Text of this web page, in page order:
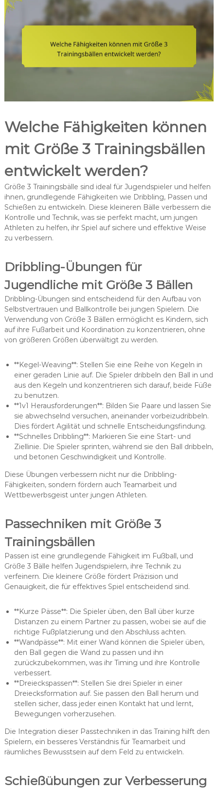
Welche Fähigkeiten können
mit Größe 3 Trainingsbällen
entwickelt werden?
Größe 3 Trainingsbälle sind ideal für Jugendspieler und helfen
ihnen, grundlegende Fähigkeiten wie Dribbling, Passen und
Schießen zu entwickeln. Diese kleineren Bälle verbessern die
Kontrolle und Technik, was sie perfekt macht, um jungen
Athleten zu helfen, ihr Spiel auf sichere und effektive Weise
zu verbessern.
Dribbling-Übungen für
Jugendliche mit Größe 3 Bällen
Dribbling-Übungen sind entscheidend für den Aufbau von
Selbstvertrauen und Ballkontrolle bei jungen Spielern. Die
Verwendung von Größe 3 Bällen ermöglicht es Kindern, sich
auf ihre Fußarbeit und Koordination zu konzentrieren, ohne
von größeren Größen überwältigt zu werden.
**Kegel-Weaving**: Stellen Sie eine Reihe von Kegeln in
einer geraden Linie auf. Die Spieler dribbeln den Ball in und
aus den Kegeln und konzentrieren sich darauf, beide Füße
zu benutzen.
**1v1 Herausforderungen**: Bilden Sie Paare und lassen Sie
sie abwechselnd versuchen, aneinander vorbeizudribbeln.
Dies fördert Agilität und schnelle Entscheidungsfindung.
**Schnelles Dribbling**: Markieren Sie eine Start- und
Ziellinie. Die Spieler sprinten, während sie den Ball dribbeln,
und betonen Geschwindigkeit und Kontrolle.
Diese Übungen verbessern nicht nur die Dribbling-
Fähigkeiten, sondern fördern auch Teamarbeit und
Wettbewerbsgeist unter jungen Athleten.
Passechniken mit Größe 3
Trainingsbällen
Passen ist eine grundlegende Fähigkeit im Fußball, und
Größe 3 Bälle helfen Jugendspielern, ihre Technik zu
verfeinern. Die kleinere Größe fördert Präzision und
Genauigkeit, die für effektives Spiel entscheidend sind.
**Kurze Pässe**: Die Spieler üben, den Ball über kurze
Distanzen zu einem Partner zu passen, wobei sie auf die
richtige Fußplatzierung und den Abschluss achten.
**Wandpässe**: Mit einer Wand können die Spieler üben,
den Ball gegen die Wand zu passen und ihn
zurückzubekommen, was ihr Timing und ihre Kontrolle
verbessert.
**Dreieckspassen**: Stellen Sie drei Spieler in einer
Dreiecksformation auf. Sie passen den Ball herum und
stellen sicher, dass jeder einen Kontakt hat und lernt,
Bewegungen vorherzusehen.
Die Integration dieser Passtechniken in das Training hilft den
Spielern, ein besseres Verständnis für Teamarbeit und
räumliches Bewusstsein auf dem Feld zu entwickeln.
Schießübungen zur Verbesserung